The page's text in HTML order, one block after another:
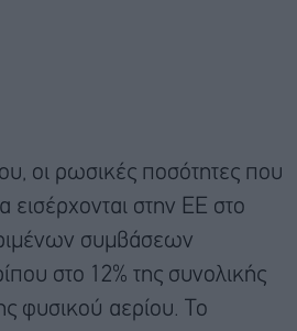
οι ρωσικές ποσότητες που
στην ΕΕ στο
συμβάσεων
στο 12% της συνολικής
φυσικού αερίου. Το